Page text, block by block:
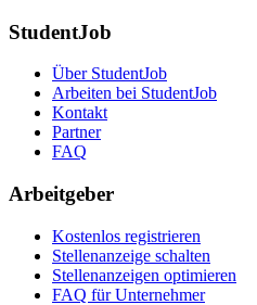
StudentJob
Über StudentJob
Arbeiten bei StudentJob
Kontakt
Partner
FAQ
Arbeitgeber
Kostenlos registrieren
Stellenanzeige schalten
Stellenanzeigen optimieren
FAQ für Unternehmer